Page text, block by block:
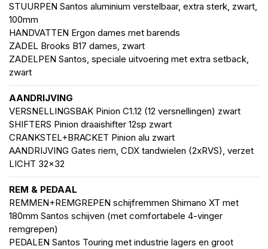
STUURPEN Santos aluminium verstelbaar, extra sterk, zwart,
100mm
HANDVATTEN Ergon dames met barends
ZADEL Brooks B17 dames, zwart
ZADELPEN Santos, speciale uitvoering met extra setback,
zwart
AANDRIJVING
VERSNELLINGSBAK Pinion C1.12 (12 versnellingen) zwart
SHIFTERS Pinion draaishifter 12sp zwart
CRANKSTEL+BRACKET Pinion alu zwart
AANDRIJVING Gates riem, CDX tandwielen (2xRVS), verzet
LICHT 32x32
REM & PEDAAL
REMMEN+REMGREPEN schijfremmen Shimano XT met
180mm Santos schijven (met comfortabele 4-vinger
remgrepen)
PEDALEN Santos Touring met industrie lagers en groot